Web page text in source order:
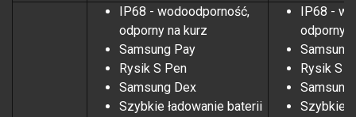
IP68 - wodoodporność,
odporny na kurz
Samsung Pay
Rysik S Pen
Samsung Dex
Szybkie ładowanie baterii
IP68 -
odporny
Samsung
Rysik S
Samsung
Szybkie